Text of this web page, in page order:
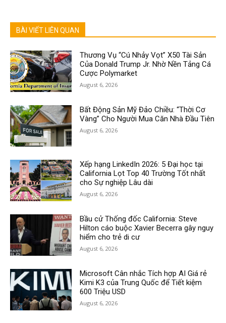
BÀI VIẾT LIÊN QUAN
Thương Vụ “Cú Nhảy Vọt” X50 Tài Sản
Của Donald Trump Jr. Nhờ Nền Tảng Cá
Cược Polymarket
August 6, 2026
Bất Động Sản Mỹ Đảo Chiều: “Thời Cơ
Vàng” Cho Người Mua Căn Nhà Đầu Tiên
August 6, 2026
Xếp hạng LinkedIn 2026: 5 Đại học tại
California Lọt Top 40 Trường Tốt nhất
cho Sự nghiệp Lâu dài
August 6, 2026
Bầu cử Thống đốc California: Steve
Hilton cáo buộc Xavier Becerra gây nguy
hiểm cho trẻ di cư
August 6, 2026
Microsoft Cân nhắc Tích hợp AI Giá rẻ
Kimi K3 của Trung Quốc để Tiết kiệm
600 Triệu USD
August 6, 2026